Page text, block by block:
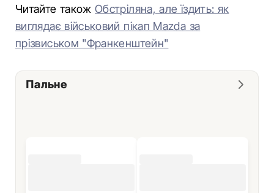
Читайте такожОбстріляна, але їздить: як
виглядає військовий пікап Mazda за
прізвиськом "Франкенштейн"
Пальне